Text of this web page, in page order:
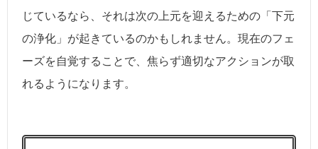
じているなら、それは次の上元を迎えるための「下元
の浄化」が起きているのかもしれません。現在のフェ
ーズを自覚することで、焦らず適切なアクションが取
れるようになります。